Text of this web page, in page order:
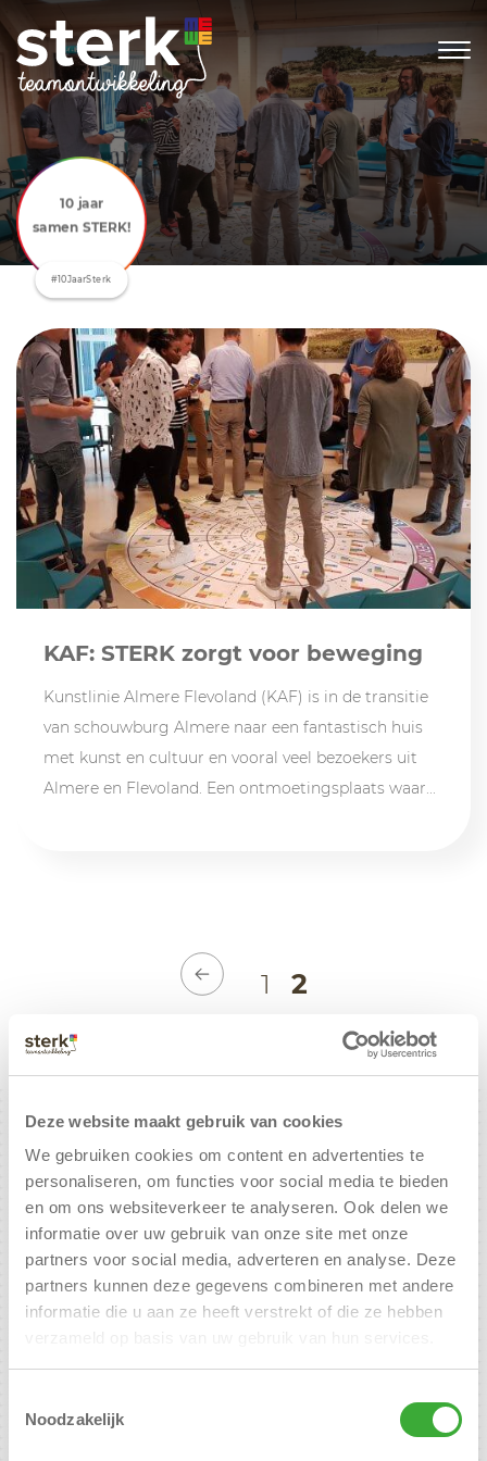
Deze website maakt gebruik van cookies
We gebruiken cookies om content en advertenties te
personaliseren, om functies voor social media te bieden
en om ons websiteverkeer te analyseren. Ook delen we
informatie over uw gebruik van onze site met onze
partners voor social media, adverteren en analyse. Deze
partners kunnen deze gegevens combineren met andere
informatie die u aan ze heeft verstrekt of die ze hebben
Noodzakelijk
10 jaar
samen STERK!
#10JaarSterk
KAF: STERK zorgt voor beweging
Kunstlinie Almere Flevoland (KAF) is in de transitie
van schouwburg Almere naar een fantastisch huis
met kunst en cultuur en vooral veel bezoekers uit
Almere en Flevoland. Een ontmoetingsplaats waar...
< 1 2
Henk Buitelaar &
Jacqueline van Overbeeke